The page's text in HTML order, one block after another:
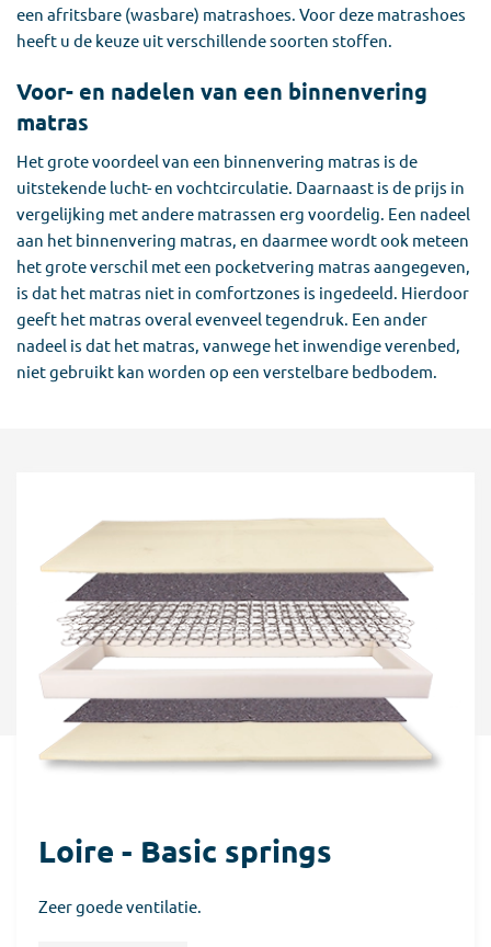
een afritsbare (wasbare) matrashoes. Voor deze matrashoes
heeft u de keuze uit verschillende soorten stoffen.
Voor- en nadelen van een binnenvering
matras
Het grote voordeel van een binnenvering matras is de
uitstekende lucht- en vochtcirculatie. Daarnaast is de prijs in
vergelijking met andere matrassen erg voordelig. Een nadeel
aan het binnenvering matras, en daarmee wordt ook meteen
het grote verschil met een pocketvering matras aangegeven,
is dat het matras niet in comfortzones is ingedeeld. Hierdoor
geeft het matras overal evenveel tegendruk. Een ander
nadeel is dat het matras, vanwege het inwendige verenbed,
niet gebruikt kan worden op een verstelbare bedbodem.
Loire - Basic springs
Zeer goede ventilatie.